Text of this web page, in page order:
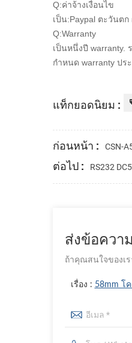
Q:ค่าจ้างเงื่อนไข
เป็น:Paypal ตะวันตก
Q:Warranty
เป็นหนึ่งปี warranty.
กำหนด warranty ปร
แท็กยอดนิยม :
ก่อนหน้า : CSN-
ต่อไป : RS232
ส่งข้อความ
ถ้าคุณสนใจของเ
เรื่อง : 58mm โ